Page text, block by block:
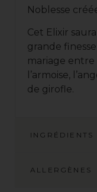
Noblesse
Cet Elixir
grande
mariage
l’armoise,
de girofle.
INGRÉDIENTS
ALLERGÈNES